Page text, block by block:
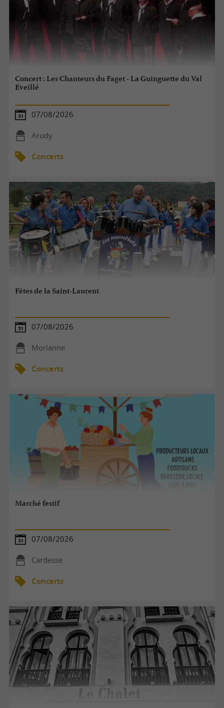
Concert : Les Chanteurs du Faget - La Guinguette du Val
Eveillé
07/08/2026
Arudy
Concerts
Fêtes de la Saint-Laurent
07/08/2026
Morlanne
Concerts
Marché festif
07/08/2026
Cardesse
Concerts